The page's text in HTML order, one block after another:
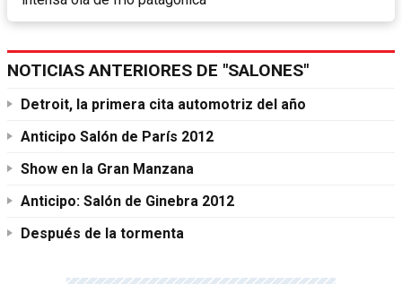
NOTICIAS ANTERIORES DE "SALONES"
Detroit, la primera cita automotriz del año
Anticipo Salón de París 2012
Show en la Gran Manzana
Anticipo: Salón de Ginebra 2012
Después de la tormenta